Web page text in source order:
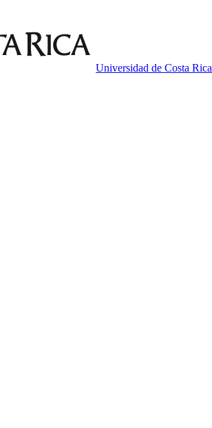
Universidad de Costa Rica